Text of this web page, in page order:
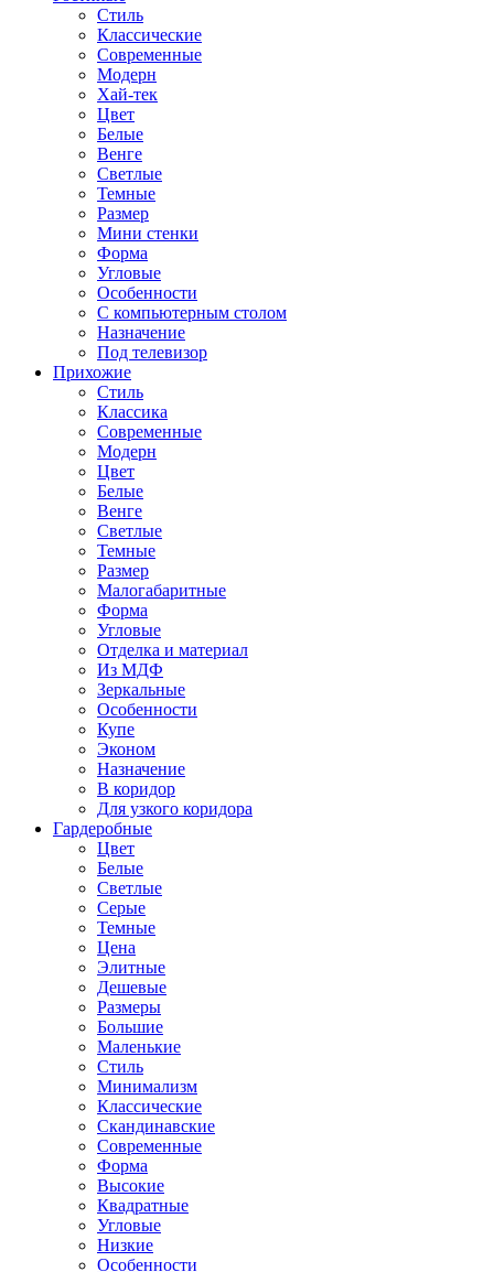
Стиль
Классические
Современные
Модерн
Хай-тек
Цвет
Белые
Венге
Светлые
Темные
Размер
Мини стенки
Форма
Угловые
Особенности
С компьютерным столом
Назначение
Под телевизор
Прихожие
Стиль
Классика
Современные
Модерн
Цвет
Белые
Венге
Светлые
Темные
Размер
Малогабаритные
Форма
Угловые
Отделка и материал
Из МДФ
Зеркальные
Особенности
Купе
Эконом
Назначение
В коридор
Для узкого коридора
Гардеробные
Цвет
Белые
Светлые
Серые
Темные
Цена
Элитные
Дешевые
Размеры
Большие
Маленькие
Стиль
Минимализм
Классические
Скандинавские
Современные
Форма
Высокие
Квадратные
Угловые
Низкие
Особенности